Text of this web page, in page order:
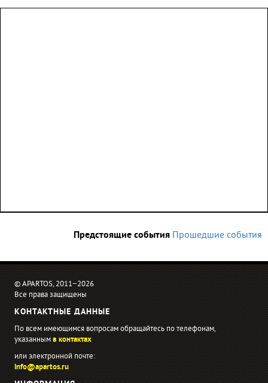
Предстоящие события Прошедшие события
© APARTOS, 2011−2026
Все права защищены
КОНТАКТНЫЕ ДАННЫЕ
По всем имеющимся вопросам обращайтесь по телефонам,
указаннымв контактах
или электронной почте:
info@apartos.ru